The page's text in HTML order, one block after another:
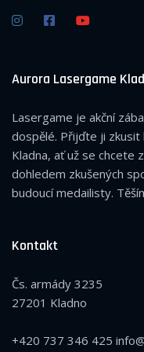
Aurora Lasergame
Lasergame je akční
dospělé. Přijďte ji zkusit
Kladna, ať už se chcete
dohledem zkušených
budoucí medailisty.
Kontakt
Čs. armády 3235
27201 Kladno
+420 737 346 425